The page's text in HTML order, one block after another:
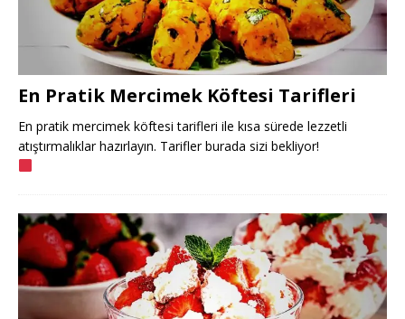
En Pratik Mercimek Köftesi Tarifleri
En pratik mercimek köftesi tarifleri ile kısa sürede lezzetli
atıştırmalıklar hazırlayın. Tarifler burada sizi bekliyor!